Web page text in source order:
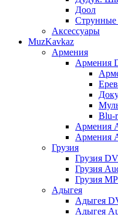
Доол
Струнные
Аксессуары
MuzKavkaz
Армения
Армения
Blu-
Армения
Армения
Грузия
Грузия
Грузия
Грузия
Адыгея
Адыгея
Адыгея